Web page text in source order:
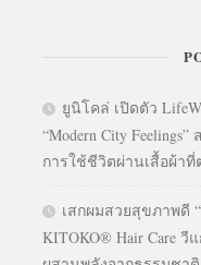
ยูนิโคล่ เปิดตัว
“Modern City
การใช้ชีวิตผ่านเสื้อผ้า
เสกผมสวยสุขภาพดี
KITOKO® Hair Care